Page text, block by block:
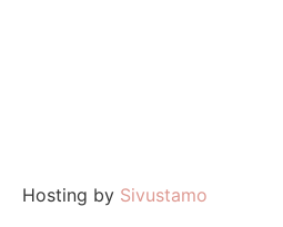
Hosting by Sivustamo